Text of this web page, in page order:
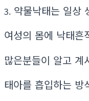
3. 약물낙태는 일상
여성의 몸에 낙태흔
많은분들이 알고 계
태아를 흡입하는 방